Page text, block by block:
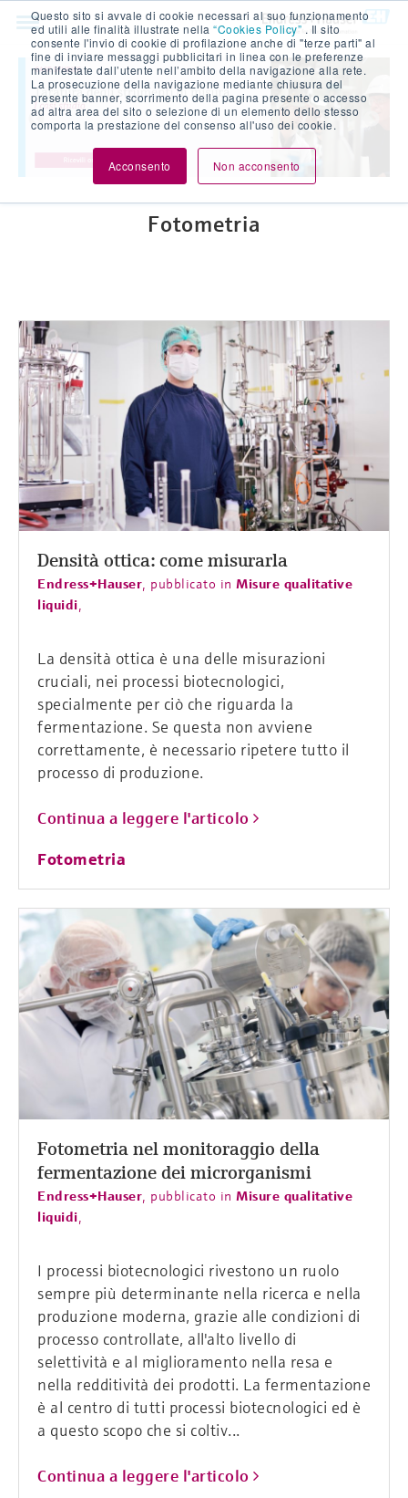
Questo sito si avvale di cookie necessari al suo funzionamento
ed utili alle finalità illustrate nella “Cookies Policy” . Il sito
consente l'invio di cookie di profilazione anche di "terze parti" al
fine di inviare messaggi pubblicitari in linea con le preferenze
manifestate dall’utente nell’ambito della navigazione alla rete.
La prosecuzione della navigazione mediante chiusura del
presente banner, scorrimento della pagina presente o accesso
ad altra area del sito o selezione di un elemento dello stesso
comporta la prestazione del consenso all'uso dei cookie.
Acconsento Non acconsento
fotometria
Densità ottica: come misurarla
Endress+Hauser, pubblicato in Misure qualitative
liquidi,
La densità ottica è una delle misurazioni
cruciali, nei processi biotecnologici,
specialmente per ciò che riguarda la
fermentazione. Se questa non avviene
correttamente, è necessario ripetere tutto il
processo di produzione.
Continua a leggere l'articolo
Fotometria
Fotometria nel monitoraggio della
fermentazione dei microrganismi
Endress+Hauser pubblicato in Misure qualitative
liquidi
I processi biotecnologici rivestono un ruolo
sempre più determinante nella ricerca e nella
produzione moderna, grazie alle condizioni di
processo controllate, all'alto livello di
selettività e al miglioramento nella resa e
nella redditività dei prodotti. La fermentazione
è al centro di tutti processi biotecnologici ed è
a questo scopo che si coltiv...
Continua a leggere l'articolo